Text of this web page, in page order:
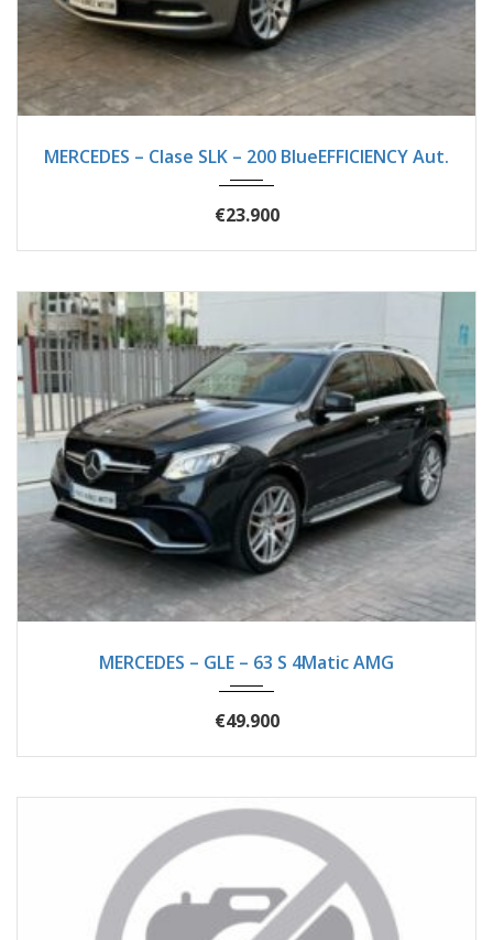
MERCEDES – Clase SLK – 200 BlueEFFICIENCY Aut.
€23.900
MERCEDES – GLE – 63 S 4Matic AMG
€49.900